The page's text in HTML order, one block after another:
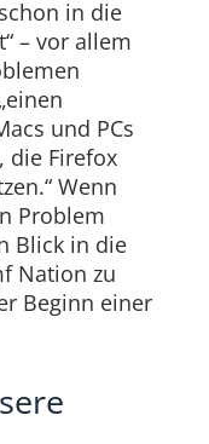
in die
– vor allem
und PCs
die Firefox
Wenn
Problem
Blick in die
Nation zu
Beginn einer